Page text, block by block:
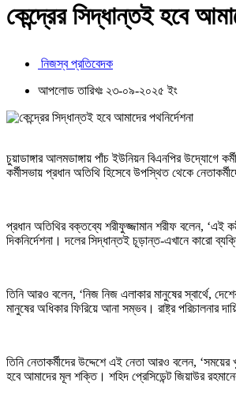
কেন্দ্রের সিদ্ধান্তই হবে
নিজস্ব প্রতিবেদক
আপলোড তারিখঃ ২৩-০৯-২০২৫ ইং
চুয়াডাঙ্গার আলমডাঙ্গায় পাঁচ ইউনিয়ন বিএনপির উদ্যোগে
কর্মীসভায় প্রধান অতিথি হিসেবে উপস্থিত থেকে
প্রধান অতিথির বক্তব্যে শরীফুজ্জামান শরীফ বলেন, ‘এই
দিকনির্দেশনা। দলের সিদ্ধান্তই চূড়ান্ত-এখানে কারো
তিনি আরও বলেন, ‘নিজ নিজ এলাকার মানুষের স্বার্থে,
মানুষের অধিকার ফিরিয়ে আনা সম্ভব। রাষ্ট্র পরিচালনার
তিনি নেতাকর্মীদের উদ্দেশে এই নেতা আরও বলেন,
হবে আমাদের মূল শক্তি। শহিদ প্রেসিডেন্ট জিয়াউর